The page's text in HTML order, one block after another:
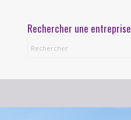
Rechercher une entreprise